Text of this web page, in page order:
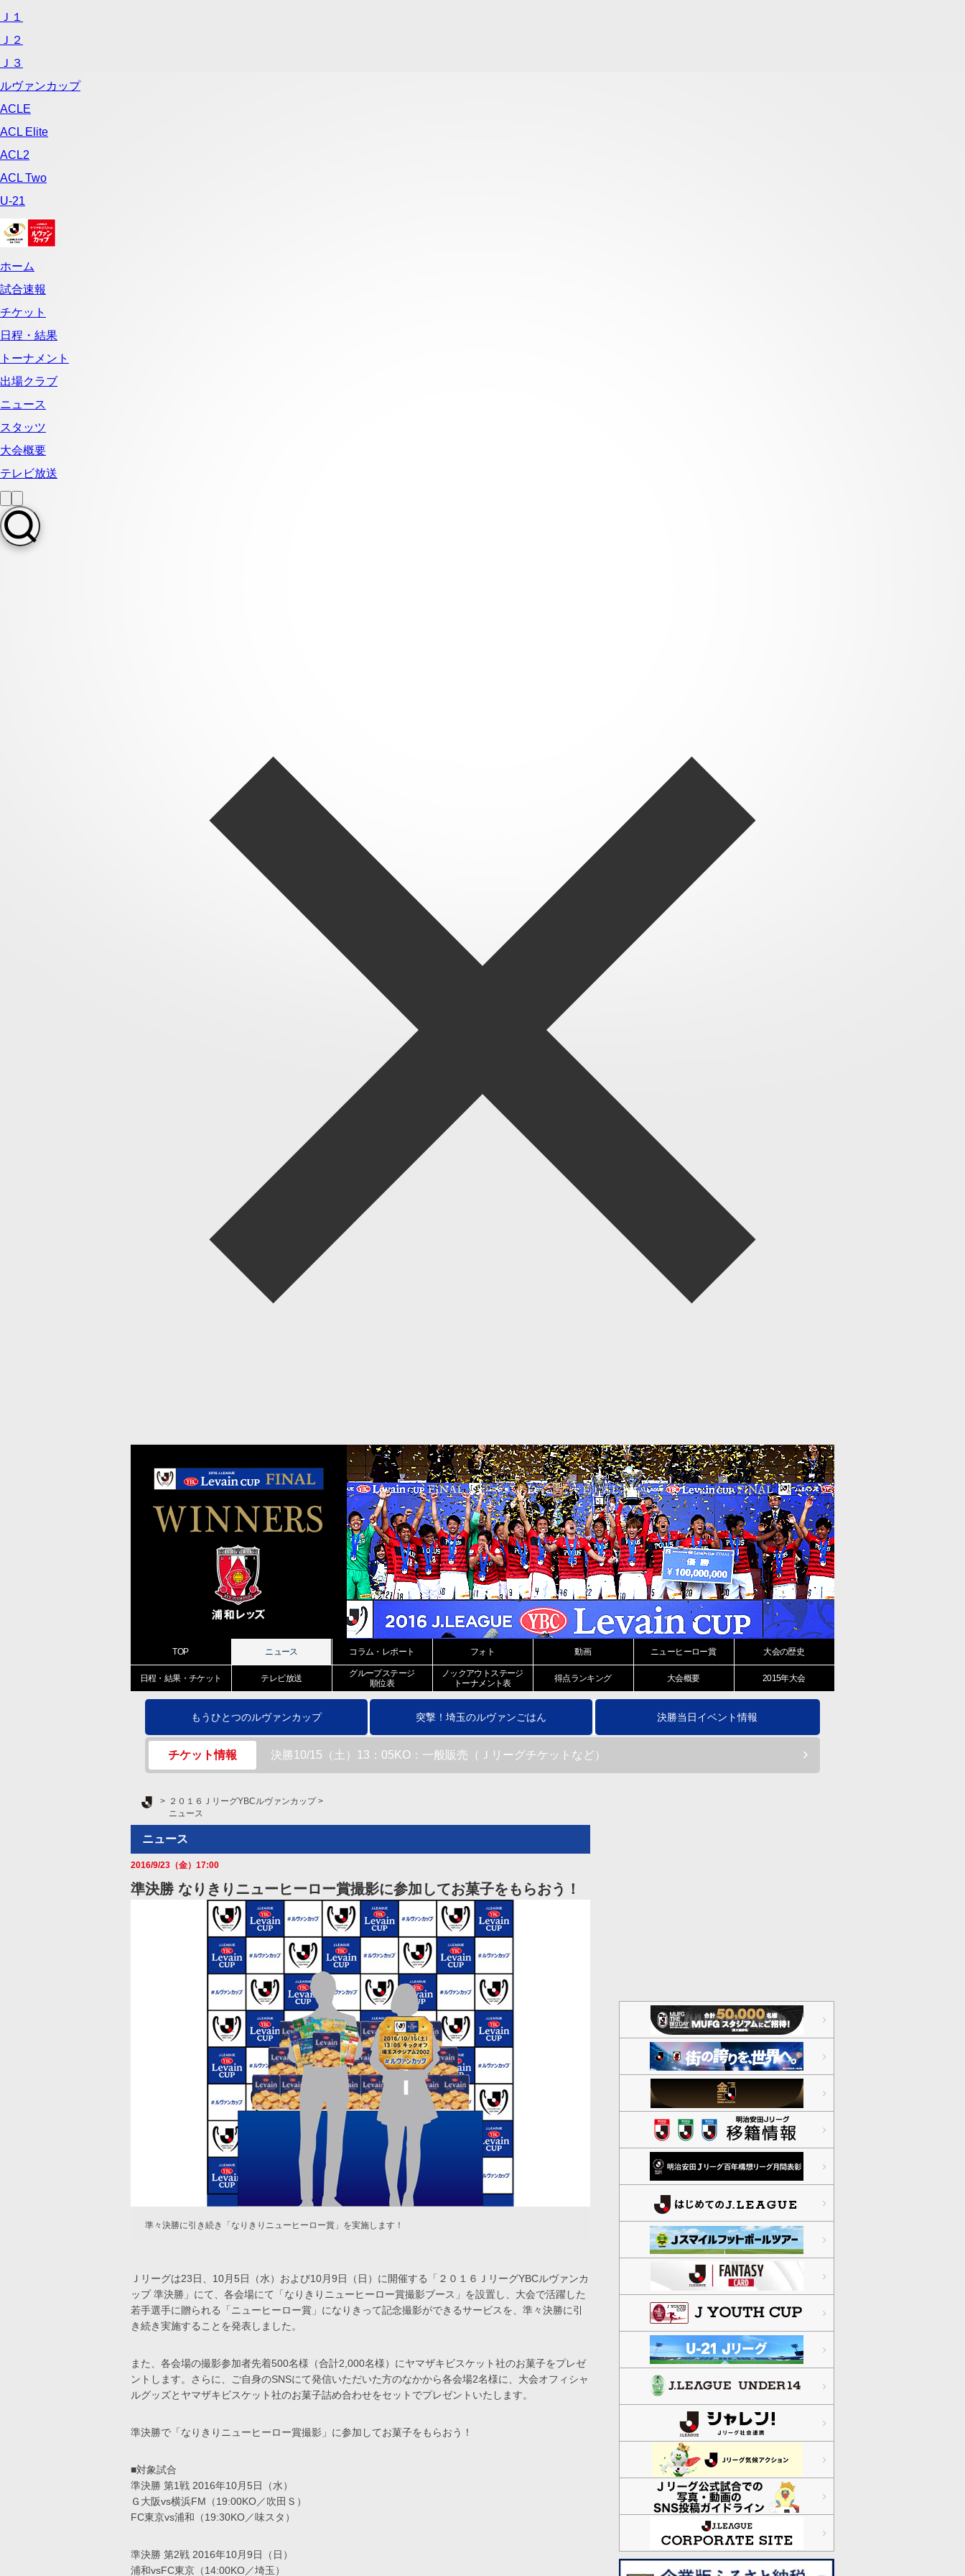
TOP ニュース コラム・レポート フォト 動画 ニューヒーロー賞 大会の歴史
日程・結果・チケット テレビ放送
グループステージ
順位表
ノックアウトステージ
トーナメント表
得点ランキング 大会概要 2015年大会
もうひとつのルヴァンカップ 突撃！埼玉のルヴァンごはん 決勝当日イベント情報
チケット情報 決勝10/15（土）13：05KO：一般販売（Ｊリーグチケットなど）
Ｊリーグ TOP
２０１６ＪリーグYBCルヴァンカップ
ニュース
ニュース
2016/9/23（金）17:00
準決勝 なりきりニューヒーロー賞撮影に参加してお菓子をもらおう！
準々決勝に引き続き「なりきりニューヒーロー賞」を実施します！
Ｊリーグは23日、10月5日（水）および10月9日（日）に開催する「２０１６ＪリーグYBCルヴァンカ
ップ 準決勝」にて、各会場にて「なりきりニューヒーロー賞撮影ブース」を設置し、大会で活躍した
若手選手に贈られる「ニューヒーロー賞」になりきって記念撮影ができるサービスを、準々決勝に引
き続き実施することを発表しました。
また、各会場の撮影参加者先着500名様（合計2,000名様）にヤマザキビスケット社のお菓子をプレゼ
ントします。さらに、ご自身のSNSにて発信いただいた方のなかから各会場2名様に、大会オフィシャ
ルグッズとヤマザキビスケット社のお菓子詰め合わせをセットでプレゼントいたします。
準決勝で「なりきりニューヒーロー賞撮影」に参加してお菓子をもらおう！
■対象試合
準決勝 第1戦 2016年10月5日（水）
Ｇ大阪vs横浜FM（19:00KO／吹田Ｓ）
FC東京vs浦和（19:30KO／味スタ）
準決勝 第2戦 2016年10月9日（日）
浦和vsFC東京（14:00KO／埼玉）